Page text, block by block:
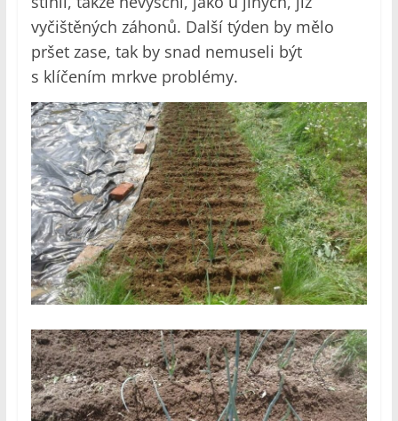
vyčištěných záhonů. Další týden by mělo
pršet zase, tak by snad nemuseli být
s klíčením mrkve problémy.